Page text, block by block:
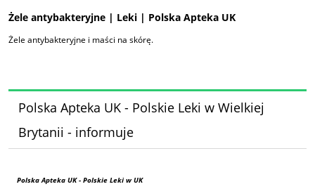
Żele antybakteryjne | Leki | Polska Apteka UK
Żele antybakteryjne i maści na skórę.
Polska Apteka UK - Polskie Leki w Wielkiej
Brytanii - informuje
Polska Apteka UK- Polskie Leki w UK